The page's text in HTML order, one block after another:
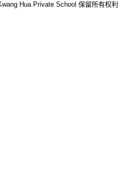
Hua Private School 保留所有权利